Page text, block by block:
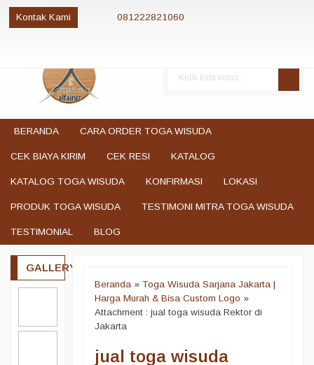
Kontak Kami 081222821060
081222821060
BERANDA
CARA ORDER TOGA WISUDA
CEK BIAYA KIRIM CEK RESI KATALOG
KATALOG TOGA WISUDA KONFIRMASI LOKASI
PRODUK TOGA WISUDA TESTIMONI MITRA TOGA WISUDA
TESTIMONIAL BLOG
Beranda» Toga Wisuda Sarjana Jakarta |
Harga Murah & Bisa Custom Logo »
Attachment : jual toga wisuda Rektor di
Jakarta
jual toga wisuda
GALLERY